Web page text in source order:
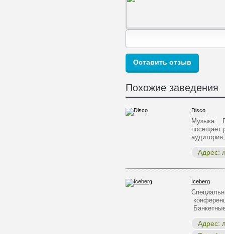
Похожие заведения
Disco
Музыка:
посещает
Адрес:
Iceberg
Адрес: